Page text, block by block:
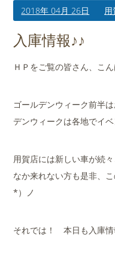
買
2018年 04月 26日 用
入庫情報♪♪
ＨＰをご覧の皆さん、こ
ゴールデンウィーク前半
デンウィークは各地でイ
用賀店には新しい車が続
なか来れない方も是非、
*）ノ
それでは！ 本日も入庫情